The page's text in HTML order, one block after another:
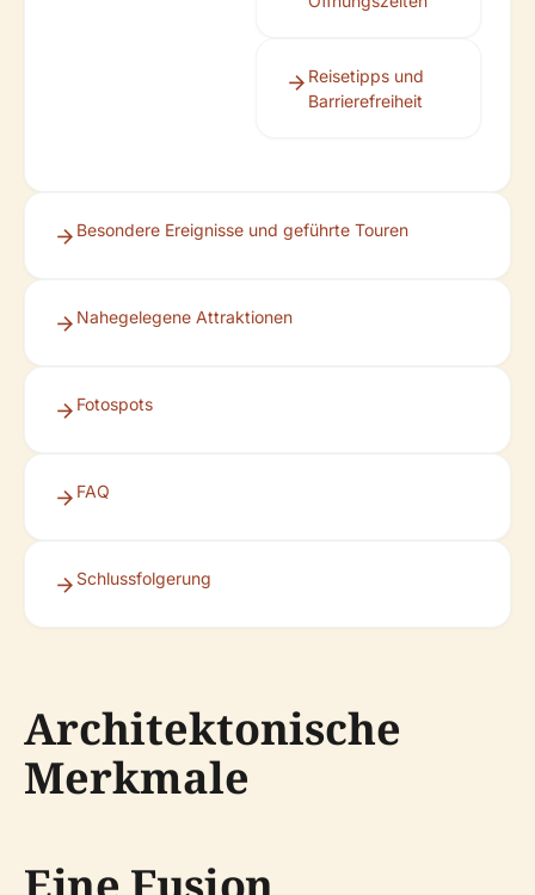
Reisetipps und
Barrierefreiheit
Besondere Ereignisse und geführte Touren
Nahegelegene Attraktionen
Fotospots
FAQ
Schlussfolgerung
Architektonische
Merkmale